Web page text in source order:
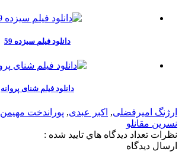
دانلود فیلم سیزده 59
دانلود فیلم شنای پروانه
ارژنگ امیرفضلی, اکبر عبدی, پوراندخت مهیمن
نسرین مقانلو
نظرات تعداد ديدگاه هاي تاييد شده :
ارسال ديدگاه